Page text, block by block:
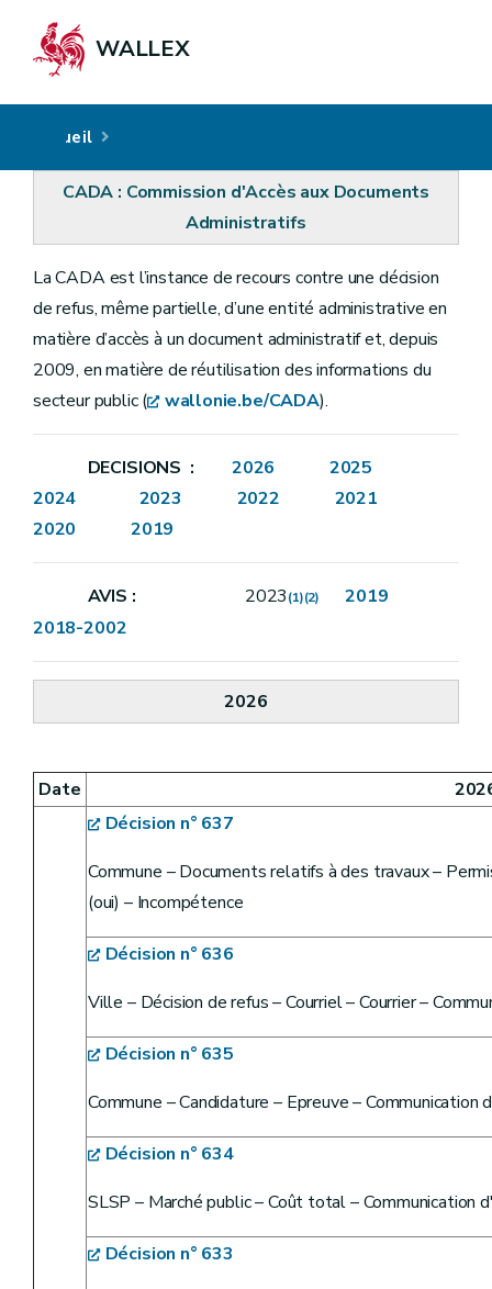
WALLEX
Accueil
CADA : Commission d'Accès aux Documents
Administratifs
La CADA est l’instance de recours contre une décision
de refus, même partielle, d’une entité administrative en
matière d’accès à un document administratif et, depuis
2009, en matière de réutilisation des informations du
secteur public (
wallonie.be/CADA).
DECISIONS : 2026 2025
2024
2023 2022
2021
2020
2019
AVIS : 2023(1)(2)
2019
2018-2002
2026
Date
Décision n° 637
Commune – Documents relatifs à des travaux –
(oui) – Incompétence
Décision n° 636
Ville – Décision de refus – Courriel – Courrier –
Décision n° 635
Commune – Candidature – Epreuve – Communication
Décision n° 634
SLSP – Marché public – Coût total – Communication
Décision n° 633